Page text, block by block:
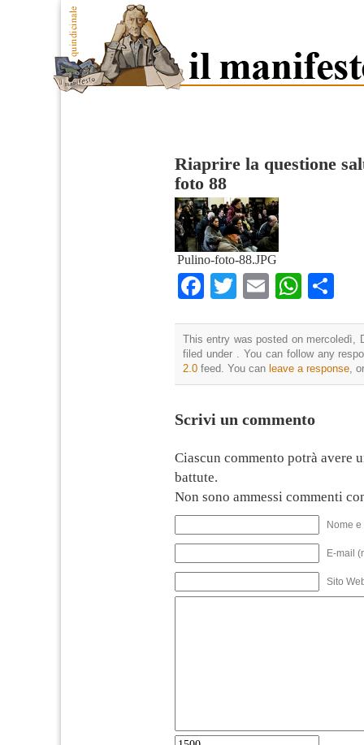
Riaprire la questione
foto 88
Pulino-foto-88.JPG
Facebook
TwitterEmail
This entry was posted on mercoledì,
filed under . You can follow any
2.0 feed. You can leave a response ,
Scrivi un commento
Ciascun commento potrà avere
battute.
Non sono ammessi commenti
Nome
E-mail
Sito